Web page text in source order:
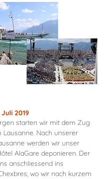
2019
starten wir mit dem Zug
Lausanne. Nach unserer
werden wir unser
AlaGare deponieren. Der
anschliessend ins
wo wir nach kurzem